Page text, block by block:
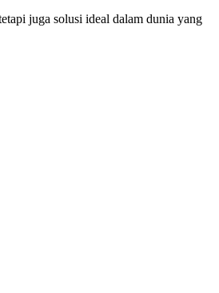
juga solusi ideal dalam dunia yang